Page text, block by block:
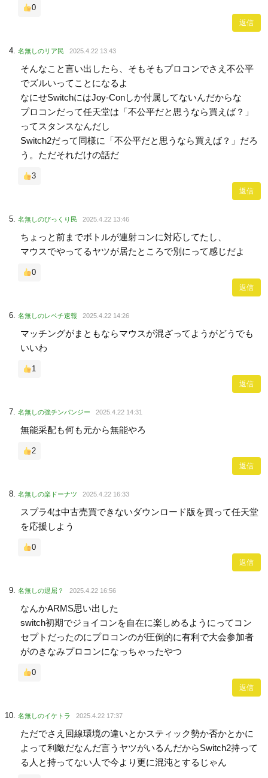
0
返信
名無しのリア民 2025.4.22 13:43
そんなこと言い出したら、そもそもプロコンでさえ不公平
でズルいってことになるよ
なにせSwitchにはJoy-Conしか付属してないんだからな
プロコンだって任天堂は「不公平だと思うなら買えば？」
ってスタンスなんだし
Switch2だって同様に「不公平だと思うなら買えば？」だろ
う。ただそれだけの話だ
3
返信
名無しのびっくり民 2025.4.22 13:46
ちょっと前までボトルが連射コンに対応してたし、
マウスでやってるヤツが居たところで別にって感じだよ
0
返信
名無しのレベチ速報 2025.4.22 14:26
マッチングがまともならマウスが混ざってようがどうでも
いいわ
1
返信
名無しの強チンパンジー 2025.4.22 14:31
無能采配も何も元から無能やろ
2
返信
名無しの楽ドーナツ 2025.4.22 16:33
スプラ4は中古売買できないダウンロード版を買って任天堂
を応援しよう
0
返信
名無しの退屈？ 2025.4.22 16:56
なんかARMS思い出した
switch初期でジョイコンを自在に楽しめるようにってコン
セプトだったのにプロコンのが圧倒的に有利で大会参加者
がのきなみプロコンになっちゃったやつ
0
返信
名無しのイケトラ 2025.4.22 17:37
ただでさえ回線環境の違いとかスティック勢か否かとかに
よって利敵だなんだ言うヤツがいるんだからSwitch2持って
る人と持ってない人で今より更に混沌とするじゃん